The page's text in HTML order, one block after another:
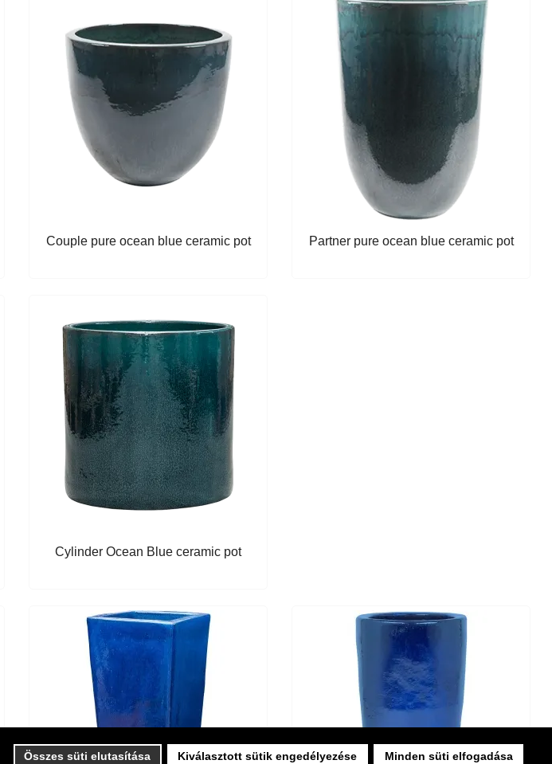
Összes süti elutasítása Kiválasztott sütik engedélyezése
Minden süti elfogadása
Couple pure ocean blue ceramic pot Partner pure ocean blue ceramic pot
Cylinder Ocean Blue ceramic pot